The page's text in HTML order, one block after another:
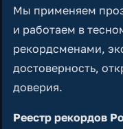
Мы применяем
и работаем в
рекордсменами,
достоверность,
доверия.
Реестр рекордов